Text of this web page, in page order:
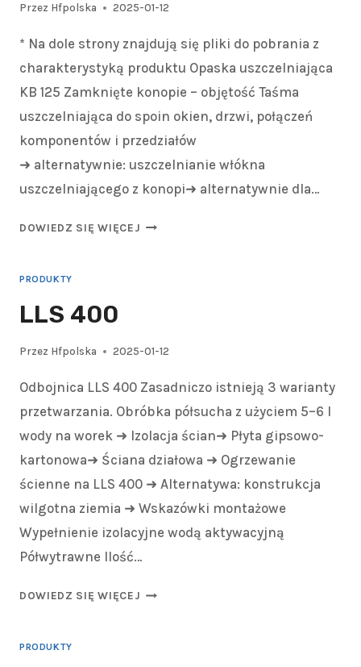
Przez Hfpolska 2025-01-12
* Na dole strony znajdują się pliki do pobrania z
charakterystyką produktu Opaska uszczelniająca
KB 125 Zamknięte konopie – objętość Taśma
uszczelniająca do spoin okien, drzwi, połączeń
komponentów i przedziałów
➜ alternatywnie: uszczelnianie włókna
uszczelniającego z konopi➜ alternatywnie dla…
DOWIEDZ SIĘ WIĘCEJ
PRODUKTY
LLS 400
Przez Hfpolska 2025-01-12
Odbojnica LLS 400 Zasadniczo istnieją 3 warianty
przetwarzania. Obróbka półsucha z użyciem 5–6 l
wody na worek ➜ Izolacja ścian➜ Płyta gipsowo-
kartonowa➜ Ściana działowa ➜ Ogrzewanie
ścienne na LLS 400 ➜ Alternatywa: konstrukcja
wilgotna ziemia ➜ Wskazówki montażowe
Wypełnienie izolacyjne wodą aktywacyjną
Półwytrawne Ilość…
DOWIEDZ SIĘ WIĘCEJ
PRODUKTY